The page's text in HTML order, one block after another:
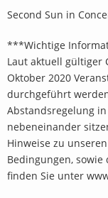
Aktuelles
Vermietung
Der Verein
VorhangAuf
Kontakt
Second Sun in
***Wichtige
Laut aktuell gültiger
Oktober 2020
durchgeführt
Abstandsregelung
nebeneinander
Hinweise zu
Bedingungen,
finden Sie unter